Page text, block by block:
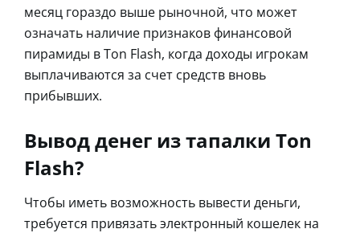
месяц гораздо выше рыночной, что может
означать наличие признаков финансовой
пирамиды в Ton Flash, когда доходы игрокам
выплачиваются за счет средств вновь
прибывших.
Вывод денег из тапалки Ton
Flash?
Чтобы иметь возможность вывести деньги,
требуется привязать электронный кошелек на